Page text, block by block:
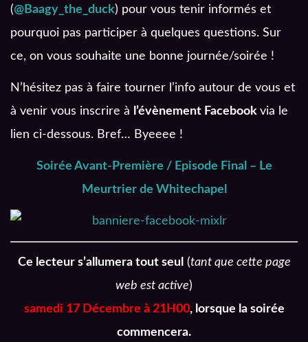
(@ Baagy_the_duck) pour vous tenir informés et
pourquoi pas participer à quelques questions. Sur
ce, on vous souhaite une bonne journée/soirée !
N’hésitez pas à faire tourner l’info autour de vous et
à venir vous inscrire à
l’évènement Facebook via le
lien ci-dessous. Bref… Byeeee !
Soirée Avant-Première / Episode Final – Le
Meurtrier de Whitechapel
Ce lecteur s’allumera tout seul (tant que cette page
web est active)
samedi 17 Décembre à 21H00, lorsque la soirée
commencera.